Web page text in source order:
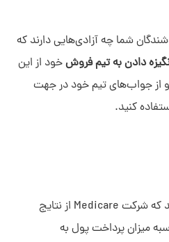
شما چه آزادی‌هایی دارند که
دادن به تیم فروشخود از این
از جواب‌های تیم خود در جهت
کنید.
، می‌گوید که شرکت Medicare از نتایج
میزان پرداخت پول به